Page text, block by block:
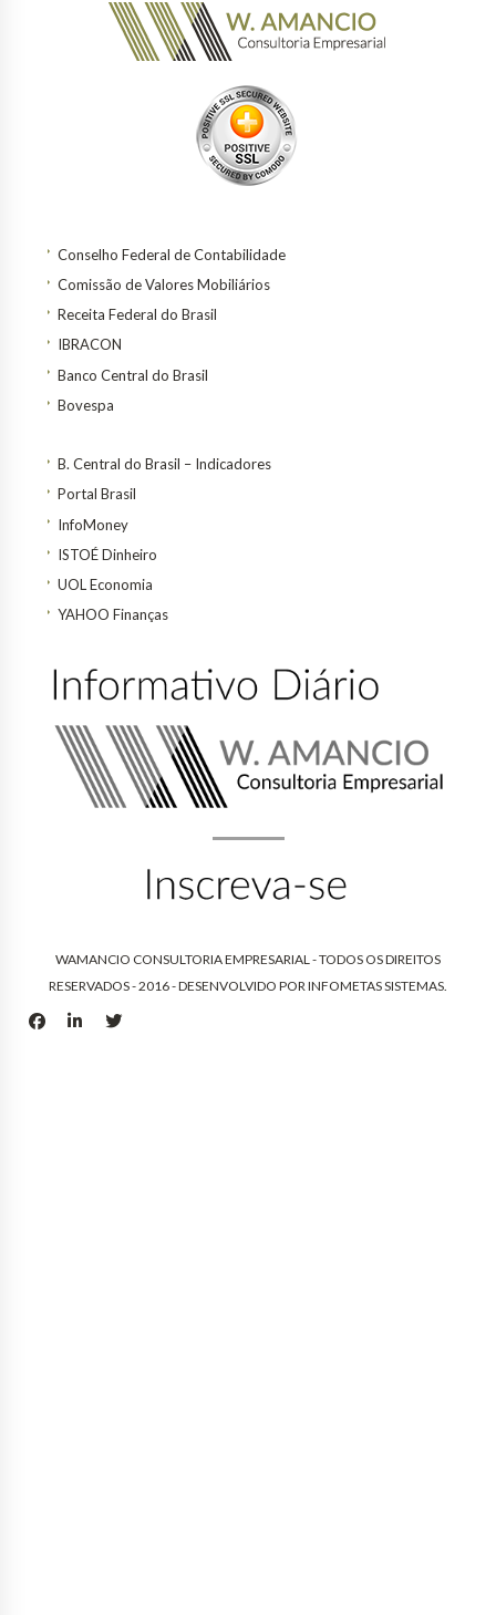
Conselho Federal de Contabilidade
Comissão de Valores Mobiliários
Receita Federal do Brasil
IBRACON
Banco Central do Brasil
Bovespa
B. Central do Brasil – Indicadores
Portal Brasil
InfoMoney
ISTOÉ Dinheiro
UOL Economia
YAHOO Finanças
WAMANCIO CONSULTORIA EMPRESARIAL - TODOS OS DIREITOS
RESERVADOS - 2016 - DESENVOLVIDO POR INFOMETAS SISTEMAS